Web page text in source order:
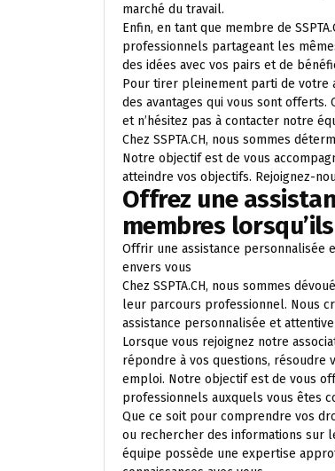
marché du travail.
Enfin, en tant que membre de
professionnels partageant les
des idées avec vos pairs et de
Pour tirer pleinement parti de votre
des avantages qui vous sont
et n’hésitez pas à contacter notre
Chez SSPTA.CH, nous sommes
Notre objectif est de vous
atteindre vos objectifs. Rejoignez-
Offrez une
membres
Offrir une assistance personnalisée
envers vous
Chez SSPTA.CH, nous sommes
leur parcours professionnel. Nous
assistance personnalisée et
Lorsque vous rejoignez notre
répondre à vos questions, résoudre
emploi. Notre objectif est de vous
professionnels auxquels vous êtes
Que ce soit pour comprendre vos
ou rechercher des informations sur
équipe possède une expertise